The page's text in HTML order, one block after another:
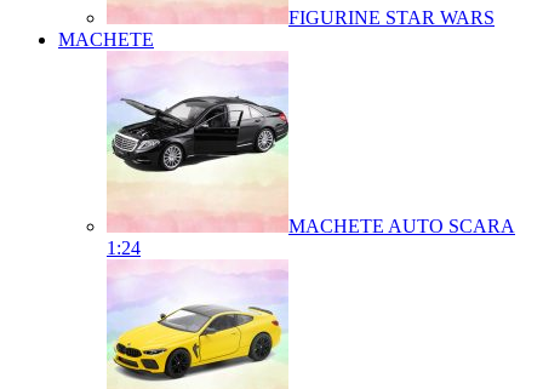
FIGURINE STAR WARS
MACHETE
MACHETE AUTO SCARA
1:24